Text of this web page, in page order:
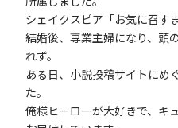
シェイクスピア「お気に召す
結婚後、専業主婦になり、頭
れず。
ある日、小説投稿サイトにめ
た。
俺様ヒーローが大好きで、キ